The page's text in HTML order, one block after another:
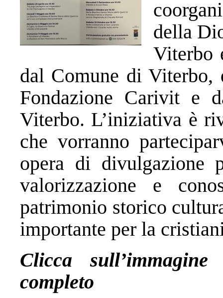
della
Viterbo
dal Comune di
Fondazione Carivit e
Viterbo. L’iniziativa è
che vorranno
opera di divulgazione
valorizzazione e
patrimonio storico
importante per la
Clicca
completo